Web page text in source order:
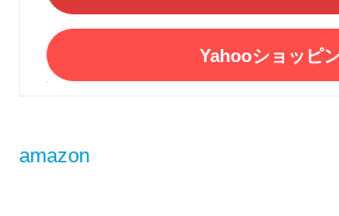
Yahooショッピ
amazon